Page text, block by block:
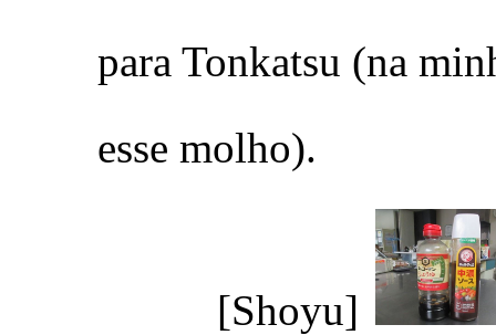
para Tonkatsu (na
esse molho).
[Shoyu]